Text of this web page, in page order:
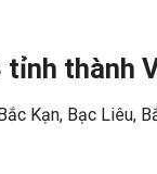
tỉnh thành
Kạn, Bạc Liêu,